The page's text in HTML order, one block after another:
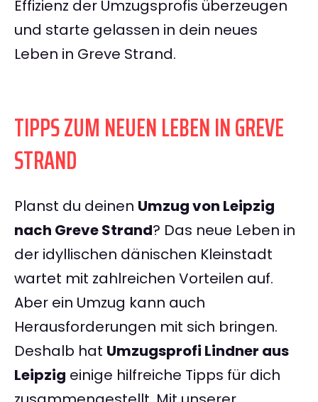
Effizienz der Umzugsprofis überzeugen
und starte gelassen in dein neues
Leben in Greve Strand.
TIPPS ZUM NEUEN LEBEN IN GREVE
STRAND
Planst du deinen Umzug von Leipzig
nach Greve Strand? Das neue Leben in
der idyllischen dänischen Kleinstadt
wartet mit zahlreichen Vorteilen auf.
Aber ein Umzug kann auch
Herausforderungen mit sich bringen.
Deshalb hat Umzugsprofi Lindner aus
Leipzig einige hilfreiche Tipps für dich